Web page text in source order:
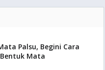
Palsu, Begini Cara
Mata